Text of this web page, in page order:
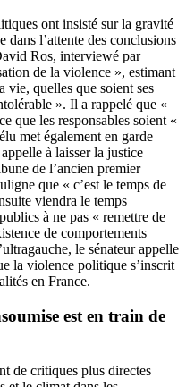
ont insisté sur la gravité
dans l’attente des conclusions
Ros, interviewé par
de la violence », estimant
vie, quelles que soient ses
». Il a rappelé que «
que les responsables soient «
met également en garde
à laisser la justice
de l’ancien premier
que « c’est le temps de
viendra le temps
à ne pas « remettre de
de comportements
le sénateur appelle
la violence politique s’inscrit
en France.
est en train de
de critiques plus directes